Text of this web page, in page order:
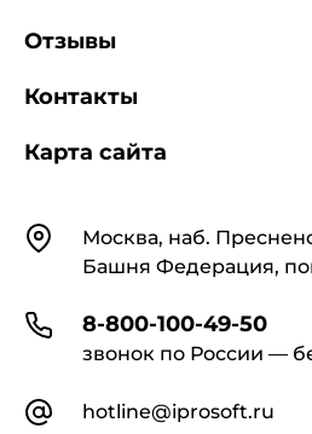
КонтактыМосква, наб.
Башня Федерация,
8-800-100-49-50
звонок по России —
hotline@iprosoft.ru
Отзывы
Контакты
Карта сайта